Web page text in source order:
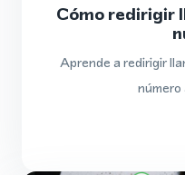
Cómo redirigir
Aprende a redirigir